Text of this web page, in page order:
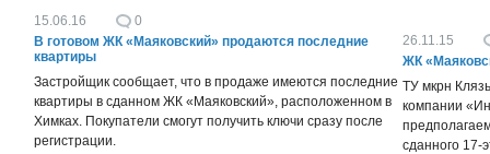
15.06.16
0
В готовом ЖК «Маяковский» продаются последние
квартиры
Застройщик сообщает, что в продаже имеются последние
квартиры в сданном ЖК «Маяковский», расположенном в
Химках. Покупатели смогут получить ключи сразу после
регистрации.
26.11.15
ЖК
ТУ мкрн
компании
сданного 17-